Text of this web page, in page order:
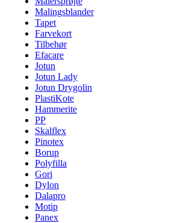
Malingsblander
Tapet
Farvekort
Tilbehør
Efacare
Jotun
Jotun Lady
Jotun Drygolin
PlastiKote
Hammerite
PP
Skalflex
Pinotex
Borup
Polyfilla
Gori
Dylon
Dalapro
Motip
Panex